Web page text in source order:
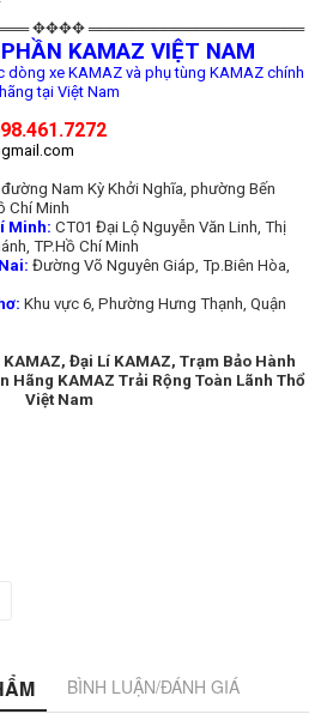
✥✥✥✥ ════════════════════
KAMAZ VIỆT NAM
dòng xe KAMAZ và phụ tùng KAMAZ chính
hãng tại Việt Nam
đường Nam Kỳ Khởi Nghĩa, phường Bến
Chí Minh
Minh: CT01 Đại Lộ Nguyễn Văn Linh, Thị
TP.Hồ Chí Minh
Đường Võ Nguyên Giáp, Tp.Biên Hòa,
Khu vực 6, Phường Hưng Thạnh, Quận
Đại Lí KAMAZ, Trạm Bảo Hành
Hãng KAMAZ Trải Rộng Toàn Lãnh Thổ
Việt Nam
BÌNH LUẬN/ĐÁNH GIÁ